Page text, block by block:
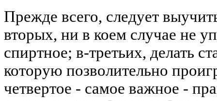
Прежде всего, следует
вторых, ни в коем случае не
спиртное; в-третьих, делать
которую позволительно
четвертое - самое важное -